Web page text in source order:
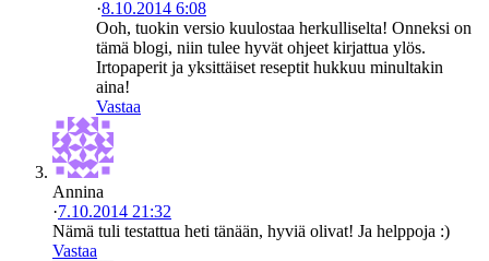
·8.10.2014 6:08
Ooh, tuokin versio kuulostaa herkulliselta! Onneksi on
tämä blogi, niin tulee hyvät ohjeet kirjattua ylös.
Irtopaperit ja yksittäiset reseptit hukkuu minultakin
aina!
Vastaa
Annina
·7.10.2014 21:32
Nämä tuli testattua heti tänään, hyviä olivat! Ja helppoja :)
Vastaa